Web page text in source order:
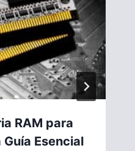
RAM para
Esencial